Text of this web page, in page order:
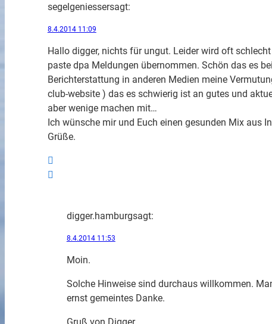
segelgeniessersagt:
8.4.2014 11:09
Hallo digger, nichts für ungut. Leider wird oft
paste dpa Meldungen übernommen. Schön das es
Berichterstattung in anderen Medien meine
club-website ) das es schwierig ist an gutes und
aber wenige machen mit…
Ich wünsche mir und Euch einen gesunden Mix aus
Grüße.
digger.hamburgsagt:
8.4.2014 11:53
Moin.
Solche Hinweise sind durchaus willkommen.
ernst gemeintes Danke.